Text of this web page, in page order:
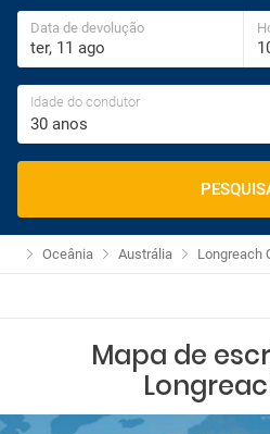
Data de devolução
Idade do condutor
30 anos
Longreach
Austrália
Oceânia
Mapa de